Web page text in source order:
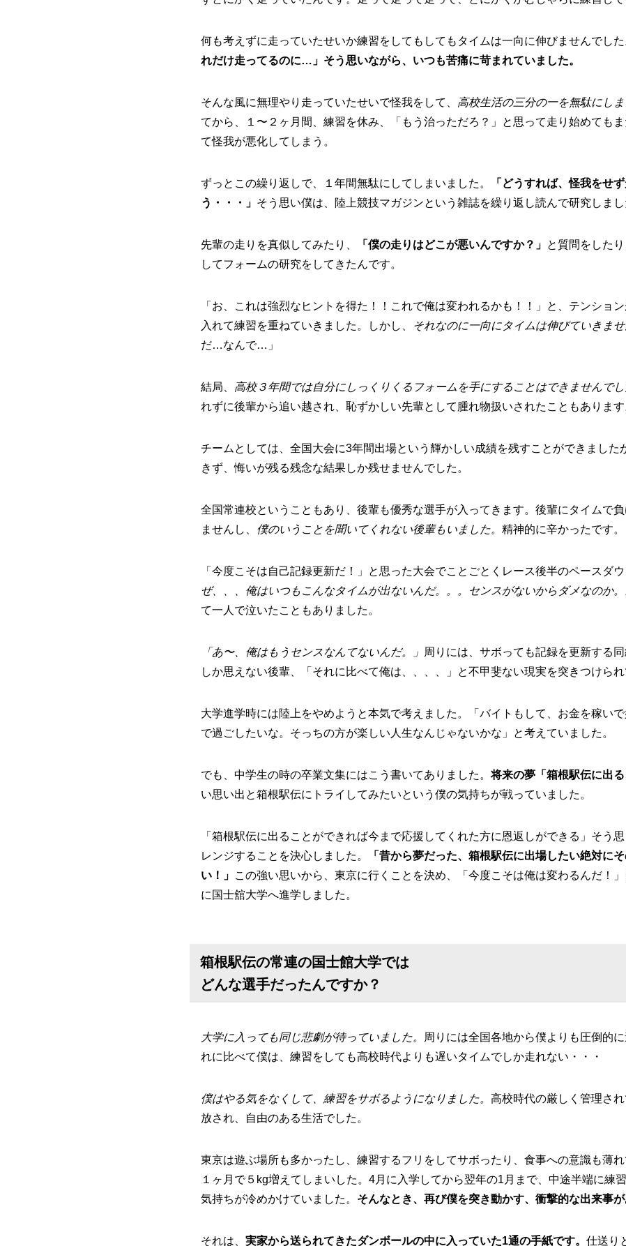
何も考えずに走っていたせいか練習をしてもしてもタイムは一向に伸びませんでした
れだけ走ってるのに…」そう思いながら、いつも苦痛に苛まれていました。
そんな風に無理やり走っていたせいで怪我をして、 高校生活の三分の一を無駄にしま
てから、１〜２ヶ月間、練習を休み、「もう治っただろ？」と思って走り始めても
て怪我が悪化してしまう。
ずっとこの繰り返しで、１年間無駄にしてしまいました。
「どうすれば、怪我をせ
う・・・」 そう思い僕は、陸上競技マガジンという雑誌を繰り返し読んで研究しまし
先輩の走りを真似してみたり、 「僕の走りはどこが悪いんですか？」 と質問をした
してフォームの研究をしてきたんです。
「お、これは強烈なヒントを得た！！これで俺は変われるかも！！」と、テンショ
入れて練習を重ねていきました。しかし、
それなのに一向にタイムは伸びていきませ
だ…なんで…」
結局、 高校３年間では自分にしっくりくるフォームを手にすることはできませんでし
れずに後輩から追い越され、恥ずかしい先輩として腫れ物扱いされたこともあります
チームとしては、全国大会に3年間出場という輝かしい成績を残すことができました
きず、悔いが残る残念な結果しか残せませんでした。
全国常連校ということもあり、後輩も優秀な選手が入ってきます。後輩にタイムで
ませんし、 僕のいうことを聞いてくれない後輩もいました。 精神的に辛かったです。
「今度こそは自己記録更新だ！」と思った大会でことごとくレース後半のペースダウ
ぜ、、、俺はいつもこんなタイムが出ないんだ。。。センスがないからダメなのか。
て一人で泣いたこともありました。
「あ〜、俺はもうセンスなんてないんだ。」 周りには、サボっても記録を更新する
しか思えない後輩、「それに比べて俺は、、、、」と不甲斐ない現実を突きつけられ
大学進学時には陸上をやめようと本気で考えました。「バイトもして、お金を稼い
で過ごしたいな。そっちの方が楽しい人生なんじゃないかな」と考えていました。
でも、中学生の時の卒業文集にはこう書いてありました。将来の夢「箱根駅伝に出る
い思い出と箱根駅伝にトライしてみたいという僕の気持ちが戦っていました。
「箱根駅伝に出ることができれば今まで応援してくれた方に恩返しができる」そう
レンジすることを決心しました。
「昔から夢だった、箱根駅伝に出場したい絶対に
い！」 この強い思いから、東京に行くことを決め、「今度こそは俺は変わるんだ！
に国士舘大学へ進学しました。
箱根駅伝の常連の国士館大学では
どんな選手だったんですか？
大学に入っても同じ悲劇が待っていました。
周りには全国各地から僕よりも圧倒的
れに比べて僕は、練習をしても高校時代よりも遅いタイムでしか走れない・・・
僕はやる気をなくして、練習をサボるようになりました。 高校時代の厳しく管理さ
放され、自由のある生活でした。
東京は遊ぶ場所も多かったし、練習するフリをしてサボったり、食事への意識も薄
１ヶ月で５kg増えてしまいした。4月に入学してから翌年の1月まで、中途半端に練
気持ちが冷めかけていました。 そんなとき、再び僕を突き動かす、衝撃的な出来事が
それは、 実家から送られてきたダンボールの中に入っていた1通の手紙です。 仕送り